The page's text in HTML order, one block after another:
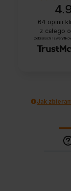
64 opinii
z całego
zebranych i
Jak